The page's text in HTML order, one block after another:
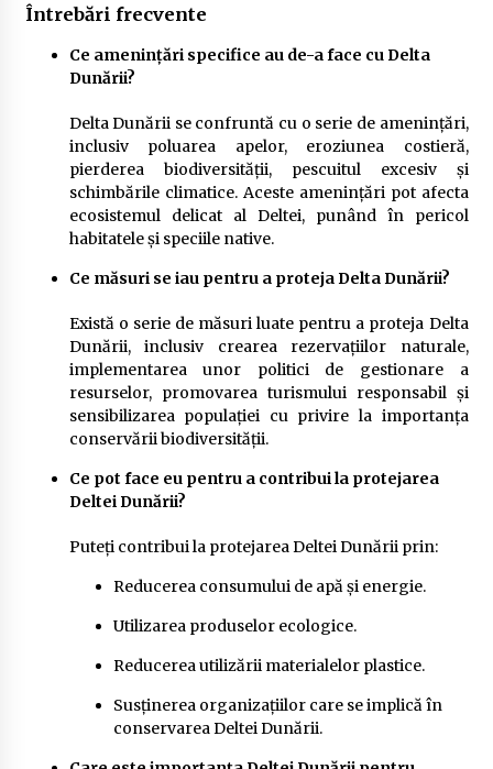
Întrebări frecvente
Ce amenințări specifice au de-a face cu Delta
Dunării?
Delta Dunării se confruntă cu o serie de amenințări,
inclusiv poluarea apelor, eroziunea costieră,
pierderea biodiversității, pescuitul excesiv și
schimbările climatice. Aceste amenințări pot afecta
ecosistemul delicat al Deltei, punând în pericol
habitatele și speciile native.
Ce măsuri se iau pentru a proteja Delta Dunării?
Există o serie de măsuri luate pentru a proteja Delta
Dunării, inclusiv crearea rezervațiilor naturale,
implementarea unor politici de gestionare a
resurselor, promovarea turismului responsabil și
sensibilizarea populației cu privire la importanța
conservării biodiversității.
Ce pot face eu pentru a contribui la protejarea
Deltei Dunării?
Puteți contribui la protejarea Deltei Dunării prin:
Reducerea consumului de apă și energie.
Utilizarea produselor ecologice.
Reducerea utilizării materialelor plastice.
Susținerea organizațiilor care se implică în
conservarea Deltei Dunării.